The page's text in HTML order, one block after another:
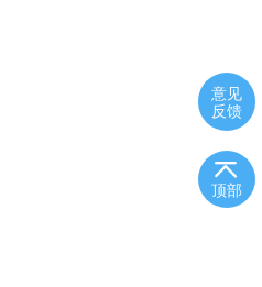
意见
反馈
顶部